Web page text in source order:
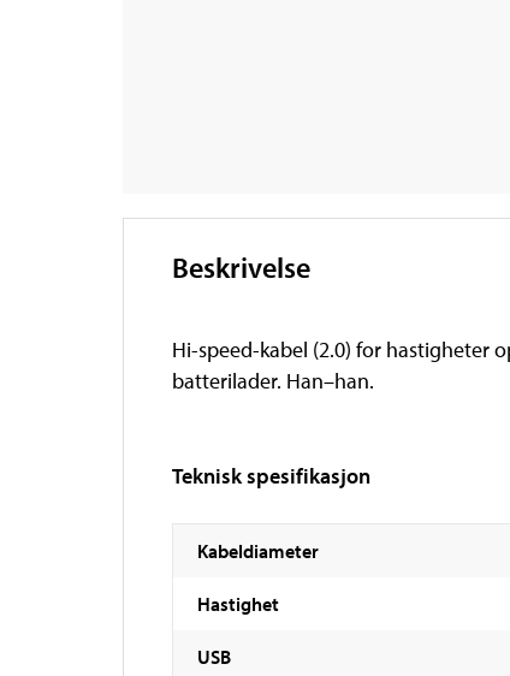
Beskrivelse
Hi-speed-kabel (2.0) for hastigheter
batterilader. Han–han.
Teknisk spesifikasjon
Kabeldiameter
Hastighet
USB